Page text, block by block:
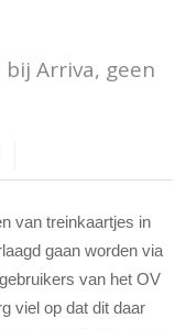
Arriva, geen
van treinkaartjes in
gaan worden via
van het OV
viel op dat dit daar